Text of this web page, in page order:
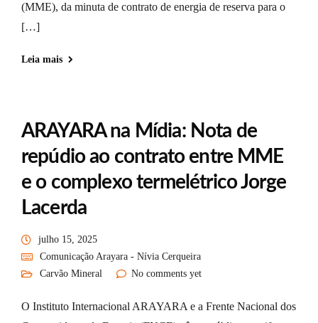
(MME), da minuta de contrato de energia de reserva para o
[…]
Leia mais
ARAYARA na Mídia: Nota de
repúdio ao contrato entre MME
e o complexo termelétrico Jorge
Lacerda
julho 15, 2025
Comunicação Arayara - Nívia Cerqueira
Carvão Mineral
No comments yet
O Instituto Internacional ARAYARA e a Frente Nacional dos